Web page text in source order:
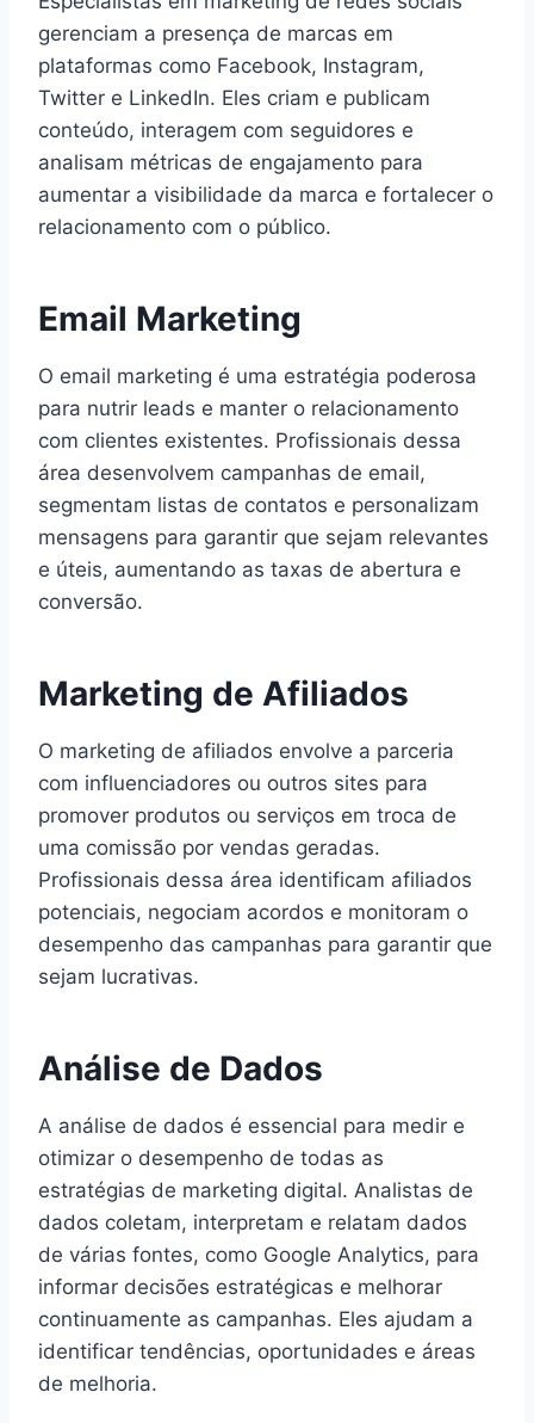
gerenciam a presença de marcas em
plataformas como Facebook, Instagram,
Twitter e LinkedIn. Eles criam e publicam
conteúdo, interagem com seguidores e
analisam métricas de engajamento para
aumentar a visibilidade da marca e fortalecer o
relacionamento com o público.
Email Marketing
O email marketing é uma estratégia poderosa
para nutrir leads e manter o relacionamento
com clientes existentes. Profissionais dessa
área desenvolvem campanhas de email,
segmentam listas de contatos e personalizam
mensagens para garantir que sejam relevantes
e úteis, aumentando as taxas de abertura e
conversão.
Marketing de Afiliados
O marketing de afiliados envolve a parceria
com influenciadores ou outros sites para
promover produtos ou serviços em troca de
uma comissão por vendas geradas.
Profissionais dessa área identificam afiliados
potenciais, negociam acordos e monitoram o
desempenho das campanhas para garantir que
sejam lucrativas.
Análise de Dados
A análise de dados é essencial para medir e
otimizar o desempenho de todas as
estratégias de marketing digital. Analistas de
dados coletam, interpretam e relatam dados
de várias fontes, como Google Analytics, para
informar decisões estratégicas e melhorar
continuamente as campanhas. Eles ajudam a
identificar tendências, oportunidades e áreas
de melhoria.